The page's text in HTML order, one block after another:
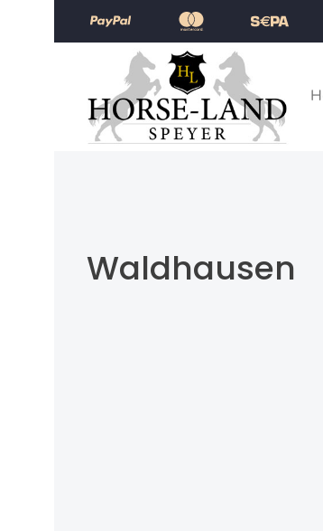
Zum Hauptinhalt springen
Zur Hauptnavigation springen
Waldhausen